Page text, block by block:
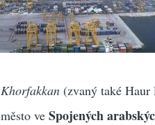
Khorfakkan (zvaný také Haur
město veSpojených